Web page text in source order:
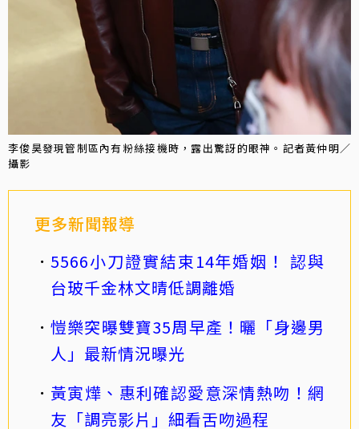
李俊昊發現管制區內有粉絲接機時，露出驚訝的眼神。記者黃仲明／
攝影
更多新聞報導
5566小刀證實結束14年婚姻！ 認與
台玻千金林文晴低調離婚
愷樂突曝雙寶35周早產！曬「身邊男
人」最新情況曝光
黃寅燁、惠利確認愛意深情熱吻！網
友「調亮影片」細看舌吻過程